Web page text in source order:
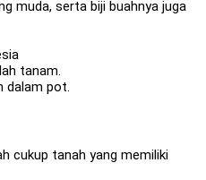
muda, serta biji buahnya juga
tanam.
dalam pot.
cukup tanah yang memiliki